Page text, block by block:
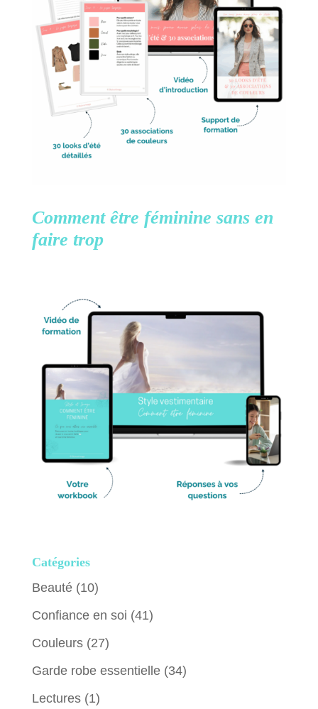
Comment être féminine sans en
faire trop
Catégories
Beauté(10)
Confiance en soi (41)
Couleurs(27)
Garde robe essentielle(34)
Lectures(1)